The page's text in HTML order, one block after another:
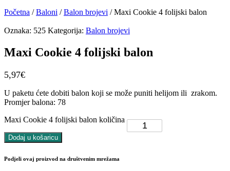
Početna /Baloni /Balon brojevi / Maxi Cookie 4 folijski balon
Oznaka: 525 Kategorija: Balon brojevi
Maxi Cookie 4 folijski balon
5,97€
U paketu ćete dobiti balon koji se može puniti helijom ili zrakom.
Promjer balona: 78
Maxi Cookie 4 folijski balon količina
Dodaj u košaricu
Podjeli ovaj proizvod na društvenim mrežama